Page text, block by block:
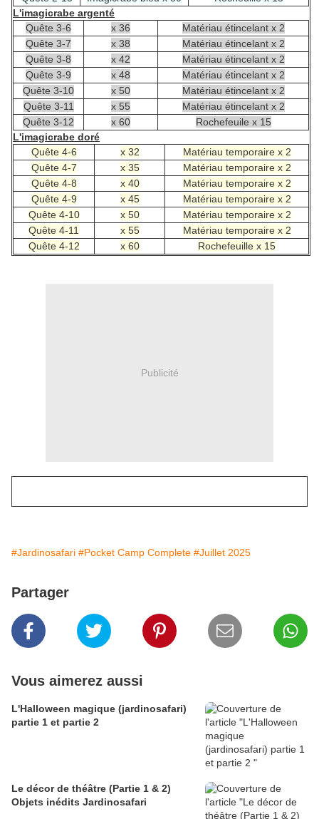
L'imagicrabe argenté
Quête 3-6
x 36
Matériau étincelant x 2
Quête 3-7
x 38
Matériau étincelant x 2
Quête 3-8
x 42
Matériau étincelant x 2
Quête 3-9
x 48
Matériau étincelant x 2
Quête 3-10
x 50
Matériau étincelant x 2
Quête 3-11
x 55
Matériau étincelant x 2
Quête 3-12
x 60
Rochefeuile x 15
L'imagicrabe doré
Quête 4-6
x 32
Matériau temporaire x 2
Quête 4-7
x 35
Matériau temporaire x 2
Quête 4-8
x 40
Matériau temporaire x 2
Quête 4-9
x 45
Matériau temporaire x 2
Quête 4-10
x 50
Matériau temporaire x 2
Quête 4-11
x 55
Matériau temporaire x 2
Quête 4-12
x 60 Rochefeuille x 15
Publicité
#Jardinosafari #Pocket Camp Complete #Juillet 2025
Partager
Vous aimerez aussi
L'Halloween magique (jardinosafari)
partie 1 et partie 2
Le décor de théâtre (Partie 1 & 2)
Objets inédits Jardinosafari